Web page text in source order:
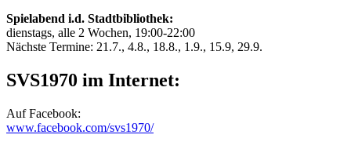
Spielabend i.d. Stadtbibliothek:
dienstags, alle 2 Wochen, 19:00-22:00
Nächste Termine: 21.7., 4.8., 18.8., 1.9., 15.9, 29.9.
SVS1970 im Internet:
Auf Facebook:
www.facebook.com/svs1970/